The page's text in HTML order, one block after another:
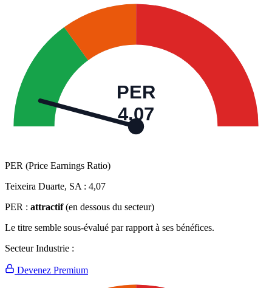
PER
4,07
PER (Price Earnings Ratio)
Teixeira Duarte, SA : 4,07
PER : attractif (en dessous du secteur)
Le titre semble sous-évalué par rapport à ses bénéfices.
Secteur Industrie :
Devenez Premium